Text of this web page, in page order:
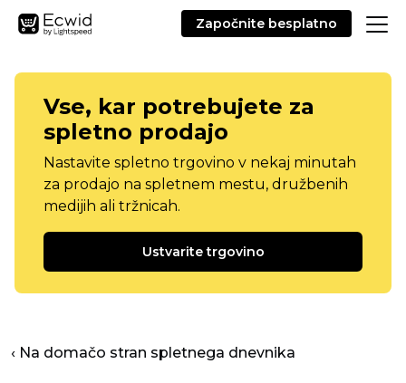
Započnite besplatno
Vse, kar potrebujete za
spletno prodajo
Nastavite spletno trgovino v nekaj minutah
za prodajo na spletnem mestu, družbenih
medijih ali tržnicah.
Ustvarite trgovino
‹ Na domačo stran spletnega dnevnika